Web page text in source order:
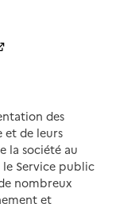
des
et de leurs
la société au
Service public
nombreux
et